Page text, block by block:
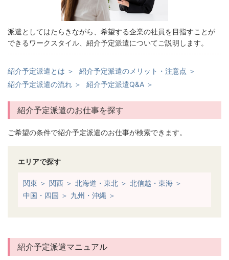
派遣としてはたらきながら、希望する企業の社員を目指すことが
できるワークスタイル、紹介予定派遣についてご説明します。
紹介予定派遣とは ＞
紹介予定派遣のメリット・注意点 ＞
紹介予定派遣の流れ ＞
紹介予定派遣Q&A ＞
紹介予定派遣のお仕事を探す
ご希望の条件で紹介予定派遣のお仕事が検索できます。
エリアで探す
関東 ＞ 関西 ＞ 北海道・東北 ＞ 北信越・東海 ＞
中国・四国 ＞ 九州・沖縄 ＞
紹介予定派遣マニュアル